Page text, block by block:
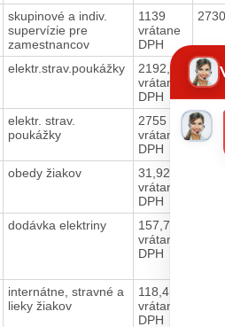
skupinové a indiv.
supervízie pre
zamestnancov
1139
vrátane
DPH
elektr.strav.poukážky
2192,60
vrátane
DPH
elektr. strav.
poukážky
2755
vrátane
DPH
obedy žiakov
31,92
vrátane
DPH
dodávka elektriny
157,74
vrátane
DPH
internátne, stravné a
lieky žiakov
118,41
vrátane
DPH
Chatbot
píše